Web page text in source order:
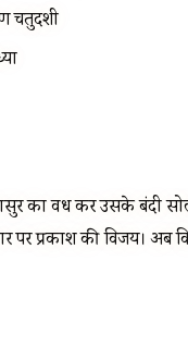
चतुर्दशी
का वध कर उसके बंदी
प्रकाश की विजय। अब